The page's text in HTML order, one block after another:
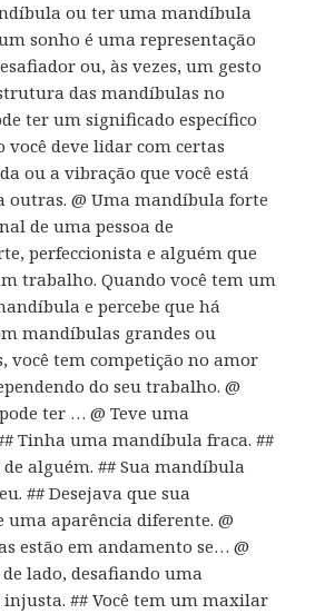
ou ter uma mandíbula
sonho é uma representação
ou, às vezes, um gesto
das mandíbulas no
ter um significado específico
você deve lidar com certas
ou a vibração que você está
@ Uma mandíbula forte
de uma pessoa de
perfeccionista e alguém que
trabalho. Quando você tem um
e percebe que há
mandíbulas grandes ou
você tem competição no amor
do seu trabalho. @
ter … @ Teve uma
Tinha uma mandíbula fraca. ##
alguém. ## Sua mandíbula
## Desejava que sua
aparência diferente. @
estão em andamento se… @
lado, desafiando uma
## Você tem um maxilar